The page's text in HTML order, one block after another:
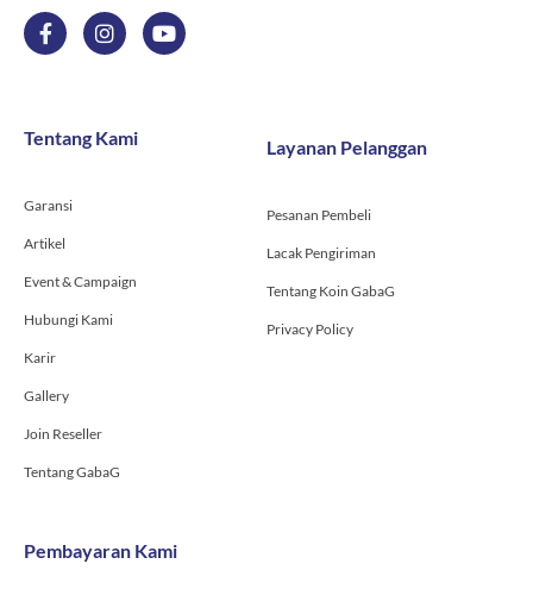
F
a
c
o
f
I
n
s
g
r
Y
o
u
Tentang Kami
Garansi
Artikel
Event & Campaign
Hubungi Kami
Karir
Gallery
Join Reseller
Tentang GabaG
Layanan Pelanggan
Pesanan Pembeli
Lacak Pengiriman
Tentang Koin GabaG
Privacy Policy
Pembayaran Kami